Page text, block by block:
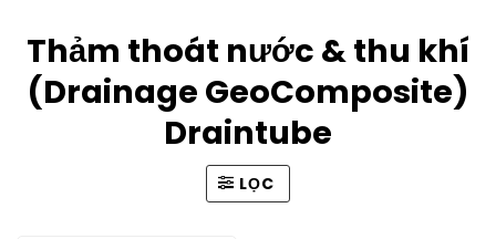
Thảm thoát nước & thu khí
(Drainage GeoComposite)
Draintube
LỌC